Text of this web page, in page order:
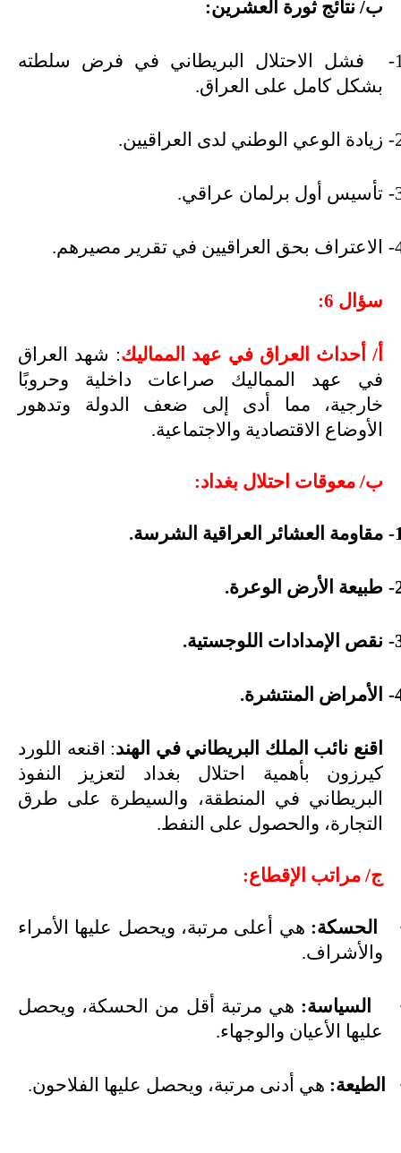
ب/ نتائج ثورة العشرين:
فشل الاحتلال البريطاني في فرض سلطته
بشكل كامل على العراق.
زيادة الوعي الوطني لدى العراقيين.
تأسيس أول برلمان عراقي.
الاعتراف بحق العراقيين في تقرير مصيرهم.
سؤال 6:
أ/ أحداث العراق في عهد المماليك: شهد العراق
في عهد المماليك صراعات داخلية وحروبًا
خارجية، مما أدى إلى ضعف الدولة وتدهور
الأوضاع الاقتصادية والاجتماعية.
ب/ معوقات احتلال بغداد:
مقاومة العشائر العراقية الشرسة.
طبيعة الأرض الوعرة.
نقص الإمدادات اللوجستية.
الأمراض المنتشرة.
اقنع نائب الملك البريطاني في الهند: اقنعه اللورد
كيرزون بأهمية احتلال بغداد لتعزيز النفوذ
البريطاني في المنطقة، والسيطرة على طرق
التجارة، والحصول على النفط.
ج/ مراتب الإقطاع:
الحسكة: هي أعلى مرتبة، ويحصل عليها الأمراء
والأشراف.
السياسة: هي مرتبة أقل من الحسكة، ويحصل
عليها الأعيان والوجهاء.
الطيعة: هي أدنى مرتبة، ويحصل عليها الفلاحون.